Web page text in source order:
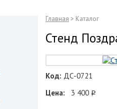
Главная > Каталог
Стенд
Код: ДС-0721
Цена: 3 400 q